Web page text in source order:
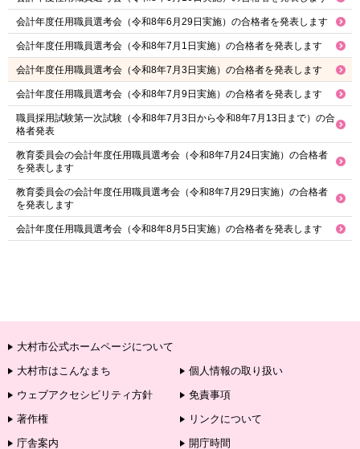
会計年度任用職員選考会（令和8年6月29日実施）の合格者を発表します
会計年度任用職員選考会（令和8年7月1日実施）の合格者を発表します
会計年度任用職員選考会（令和8年7月3日実施）の合格者を発表します
会計年度任用職員選考会（令和8年7月9日実施）の合格者を発表します
職員採用試験第一次試験（令和8年7月3日から令和8年7月13日まで）の合
格者発表
教育委員会の会計年度任用職員選考会（令和8年7月24日実施）の合格者
を発表します
教育委員会の会計年度任用職員選考会（令和8年7月29日実施）の合格者
を発表します
会計年度任用職員選考会（令和8年8月5日実施）の合格者を発表します
大村市公式ホームページについて
大村市はこんなまち
個人情報の取り扱い
ウェブアクセシビリティ方針
免責事項
著作権
リンクについて
庁舎案内
開庁時間